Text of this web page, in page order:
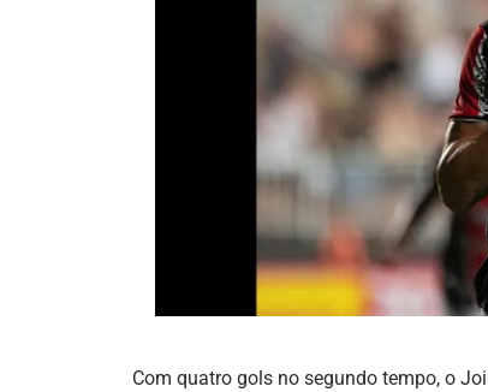
Com quatro gols no segundo tempo, o